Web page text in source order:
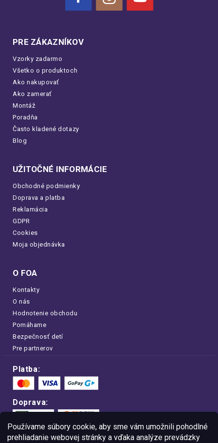
Používame súbory cookie, aby sme vám umožnili pohodlné
prehliadanie webovej stránky a vďaka analýze prevádzky
PRE ZÁKAZNÍKOV
Vzorky zadarmo
Všetko o produktoch
Ako nakupovať
Ako zamerať
Montáž
Poradňa
Často kladené dotazy
Blog
UŽITOČNÉ INFORMÁCIE
Obchodné podmienky
Doprava a platba
Reklamácia
GDPR
Cookies
Moja objednávka
O FOA
Kontakty
O nás
Hodnotenie obchodu
Pomáhame
Bezpečnosť detí
Pre partnerov
Platba:
Doprava: